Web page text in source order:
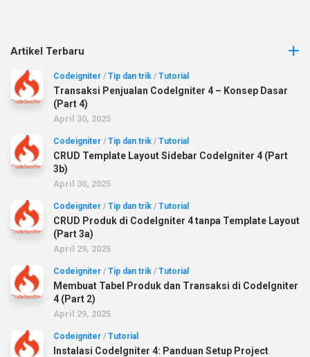
Artikel Terbaru
Codeigniter / Tip dan trik / Tutorial
Transaksi Penjualan CodeIgniter 4 – Konsep Dasar
(Part 4)
April 30, 2025
Codeigniter / Tip dan trik / Tutorial
CRUD Template Layout Sidebar CodeIgniter 4 (Part
3b)
April 30, 2025
Codeigniter / Tip dan trik / Tutorial
CRUD Produk di CodeIgniter 4 tanpa Template Layout
(Part 3a)
April 29, 2025
Codeigniter / Tip dan trik / Tutorial
Membuat Tabel Produk dan Transaksi di CodeIgniter
4 (Part 2)
April 29, 2025
Codeigniter / Tutorial
Instalasi CodeIgniter 4: Panduan Setup Project